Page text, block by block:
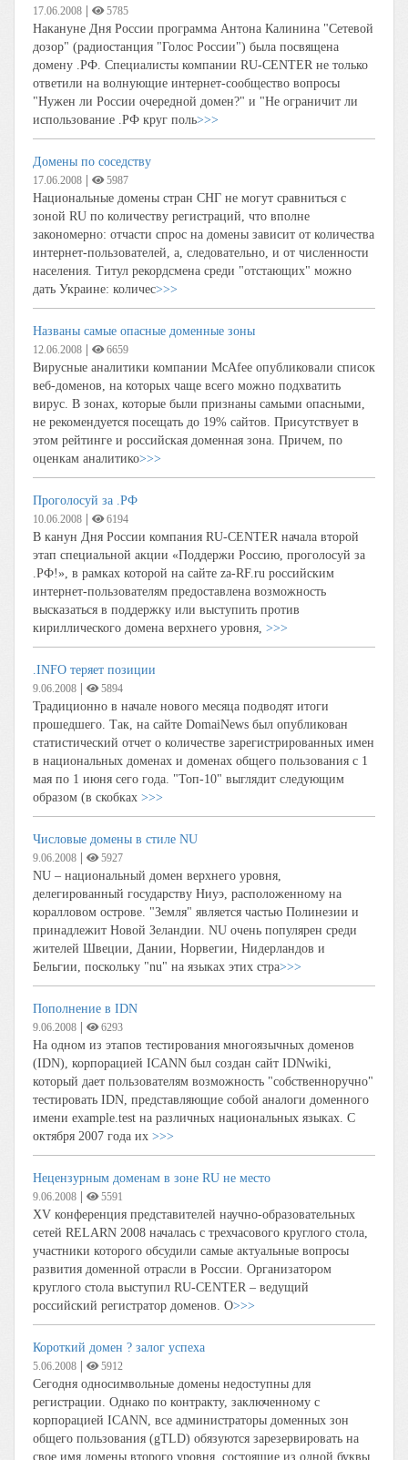
17.06.2008 5785
Накануне Дня России программа Антона Калинина "Сетевой
дозор" (радиостанция "Голос России") была посвящена
домену .РФ. Специалисты компании RU-CENTER не только
ответили на волнующие интернет-сообщество вопросы
"Нужен ли России очередной домен?" и "Не ограничит ли
использование .РФ круг поль>>>
Домены по соседству
17.06.2008 5987
Национальные домены стран СНГ не могут сравниться с
зоной RU по количеству регистраций, что вполне
закономерно: отчасти спрос на домены зависит от количества
интернет-пользователей, а, следовательно, и от численности
населения. Титул рекордсмена среди "отстающих" можно
дать Украине: количес>>>
Названы самые опасные доменные зоны
12.06.2008 6659
Вирусные аналитики компании McAfee опубликовали список
веб-доменов, на которых чаще всего можно подхватить
вирус. В зонах, которые были признаны самыми опасными,
не рекомендуется посещать до 19% сайтов. Присутствует в
этом рейтинге и российская доменная зона. Причем, по
оценкам аналитико>>>
Проголосуй за .РФ
10.06.2008 6194
В канун Дня России компания RU-CENTER начала второй
этап специальной акции «Поддержи Россию, проголосуй за
.РФ!», в рамках которой на сайте za-RF.ru российским
интернет-пользователям предоставлена возможность
высказаться в поддержку или выступить против
кириллического домена верхнего уровня, >>>
.INFO теряет позиции
9.06.2008 5894
Традиционно в начале нового месяца подводят итоги
прошедшего. Так, на сайте DomaiNews был опубликован
статистический отчет о количестве зарегистрированных имен
в национальных доменах и доменах общего пользования с 1
мая по 1 июня сего года. "Топ-10" выглядит следующим
образом (в скобках >>>
Числовые домены в стиле NU
9.06.2008 5927
NU – национальный домен верхнего уровня,
делегированный государству Ниуэ, расположенному на
коралловом острове. "Земля" является частью Полинезии и
принадлежит Новой Зеландии. NU очень популярен среди
жителей Швеции, Дании, Норвегии, Нидерландов и
Бельгии, поскольку "nu" на языках этих стра>>>
Пополнение в IDN
9.06.2008 6293
На одном из этапов тестирования многоязычных доменов
(IDN), корпорацией ICANN был создан сайт IDNwiki,
который дает пользователям возможность "собственноручно"
тестировать IDN, представляющие собой аналоги доменного
имени example.test на различных национальных языках. С
октября 2007 года их >>>
Нецензурным доменам в зоне RU не место
9.06.2008 5591
XV конференция представителей научно-образовательных
сетей RELARN 2008 началась с трехчасового круглого стола,
участники которого обсудили самые актуальные вопросы
развития доменной отрасли в России. Организатором
круглого стола выступил RU-CENTER – ведущий
российский регистратор доменов. О>>>
Короткий домен ? залог успеха
5.06.2008 5912
Сегодня односимвольные домены недоступны для
регистрации. Однако по контракту, заключенному с
корпорацией ICANN, все администраторы доменных зон
общего пользования (gTLD) обязуются зарезервировать на
свое имя домены второго уровня, состоящие из одной буквы